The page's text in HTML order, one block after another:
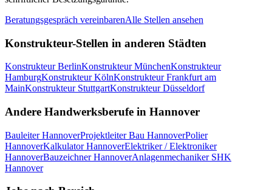
Beratungsgespräch vereinbarenAlle Stellen ansehen
Konstrukteur-Stellen in anderen Städten
Konstrukteur BerlinKonstrukteur MünchenKonstrukteur
HamburgKonstrukteur KölnKonstrukteur Frankfurt am
MainKonstrukteur StuttgartKonstrukteur Düsseldorf
Andere Handwerksberufe in Hannover
Bauleiter HannoverProjektleiter Bau HannoverPolier
HannoverKalkulator HannoverElektriker / Elektroniker
HannoverBauzeichner HannoverAnlagenmechaniker SHK
Hannover